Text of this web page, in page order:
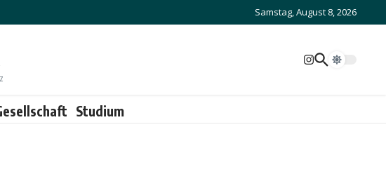
Samstag, August 8, 2026
Studium